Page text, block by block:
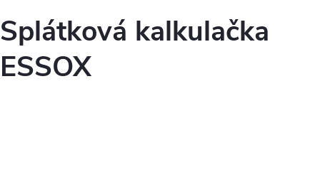
Splátková kalkulačka
ESSOX